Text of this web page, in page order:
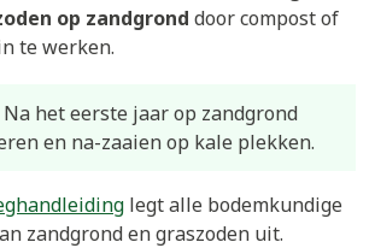
op zandgrond door compost of
te werken.
Na het eerste jaar op zandgrond
en na-zaaien op kale plekken.
legt alle bodemkundige
zandgrond en graszoden uit.